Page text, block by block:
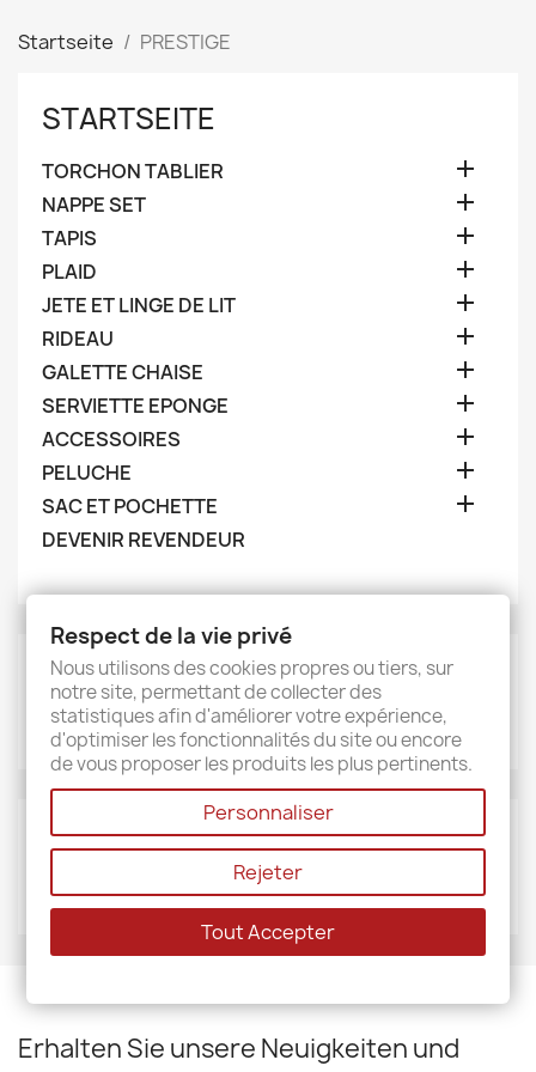
Startseite PRESTIGE
STARTSEITE
TORCHON TABLIER 
NAPPE SET 
TAPIS 
PLAID 
JETE ET LINGE DE LIT 
RIDEAU 
GALETTE CHAISE 
SERVIETTE EPONGE 
ACCESSOIRES 
PELUCHE 
SAC ET POCHETTE 
DEVENIR REVENDEUR
MARKEN
Sud étoffe
LIEFERANTEN
Erhalten Sie unsere Neuigkeiten und
Respect de la vie privé
Nous utilisons des cookies propres ou tiers, sur
notre site, permettant de collecter des
statistiques afin d'améliorer votre expérience,
d'optimiser les fonctionnalités du site ou encore
de vous proposer les produits les plus pertinents.
Personnaliser
Rejeter
Tout Accepter